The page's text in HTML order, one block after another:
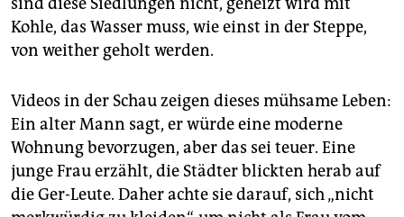
Kohle, das Wasser muss, wie einst in der Steppe,
von weither geholt werden.
Videos in der Schau zeigen dieses mühsame Leben:
Ein alter Mann sagt, er würde eine moderne
Wohnung bevorzugen, aber das sei teuer. Eine
junge Frau erzählt, die Städter blickten herab auf
die Ger-Leute. Daher achte sie darauf, sich „nicht